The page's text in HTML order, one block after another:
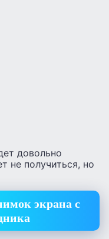
довольно
не получиться, но
экрана с